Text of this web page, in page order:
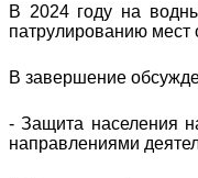
В 2024 году на
патрулированию мест
В завершение
- Защита населения
направлениями